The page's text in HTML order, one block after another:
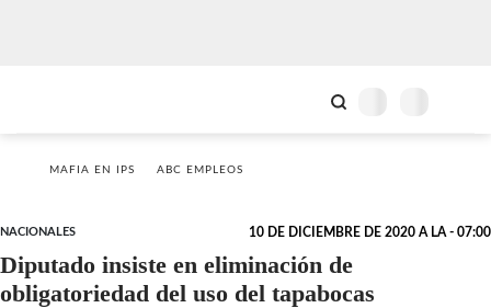
MAFIA EN IPS ABC EMPLEOS
NACIONALES 10 DE DICIEMBRE DE 2020 A LA - 07:00
Diputado insiste en eliminación de
obligatoriedad del uso del tapabocas